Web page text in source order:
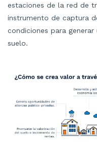
estaciones de la red de
instrumento de captura
condiciones para
suelo.